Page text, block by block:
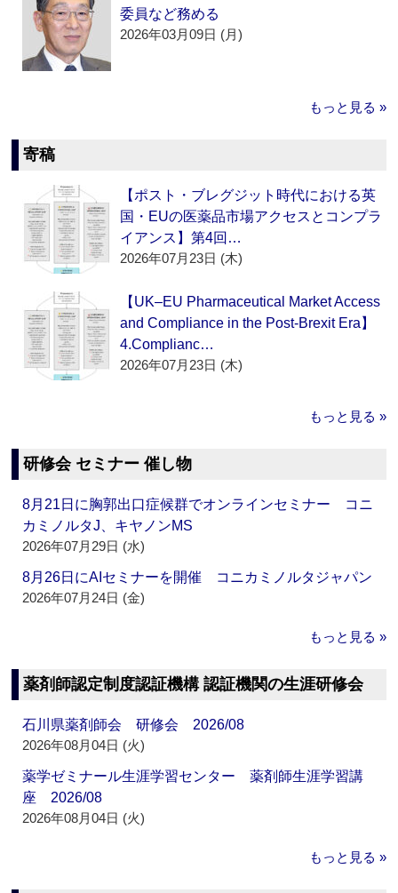
委員など務める
2026年03月09日 (月)
もっと見る »
寄稿
【ポスト・ブレグジット時代における英
国・EUの医薬品市場アクセスとコンプラ
イアンス】第4回…
2026年07月23日 (木)
【UK–EU Pharmaceutical Market Access
and Compliance in the Post-Brexit Era】
4.Complianc…
2026年07月23日 (木)
もっと見る »
研修会 セミナー 催し物
8月21日に胸郭出口症候群でオンラインセミナー コニ
カミノルタJ、キヤノンMS
2026年07月29日 (水)
8月26日にAIセミナーを開催 コニカミノルタジャパン
2026年07月24日 (金)
もっと見る »
薬剤師認定制度認証機構 認証機関の生涯研修会
石川県薬剤師会 研修会 2026/08
2026年08月04日 (火)
薬学ゼミナール生涯学習センター 薬剤師生涯学習講
座 2026/08
2026年08月04日 (火)
もっと見る »